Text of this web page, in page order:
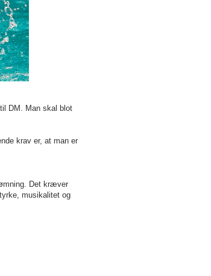
DM. Man skal blot
krav er, at man er
Det kræver
musikalitet og